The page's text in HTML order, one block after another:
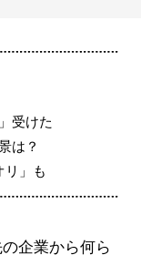
受けた
は？
リ」も
企業から何ら